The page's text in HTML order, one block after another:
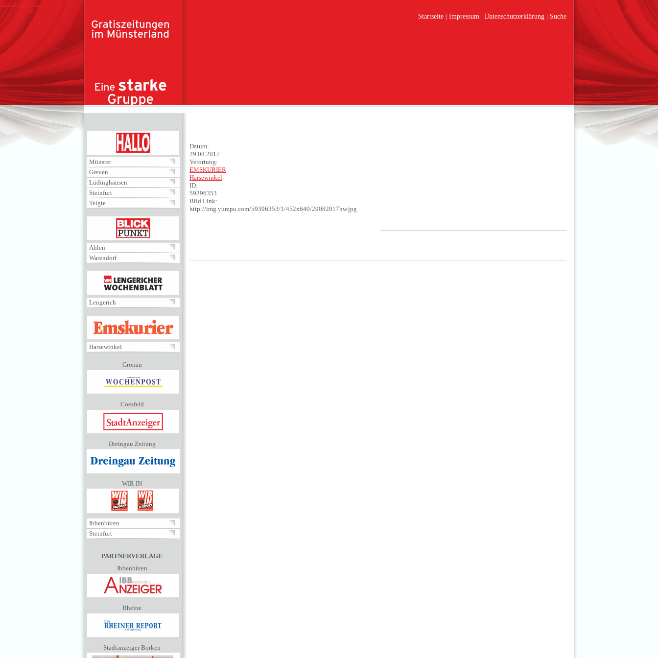
Direkt zum Inhalt
Startseite
Impressum Datenschutzerklärung Suche
Münster
Greven
Lüdinghausen
Steinfurt
Telgte
BLICKPUNKT
Ahlen
Warendorf
MENÜ
Lengerich
EMSKURIER
Harsewinkel
Gronau
Coesfeld
Dreingau Zeitung
WIR IN
Ibbenbüren
Steinfurt
PARTNERVERLAGE
Ibbenbüren
Rheine
Stadtanzeiger Borken
Datum:
29.08.2017
Verortung:
EMSKURIER
Harsewinkel
ID:
59396353
Bild Link:
http://img.yumpu.com/59396353/1/452x640/29082017hw.jpg